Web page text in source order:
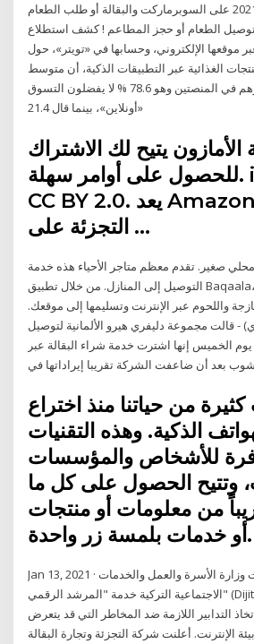
وعروض خصم الموفر 2021 على السوبرماركت والبقالة أو طلب الطعام
الطعام أو حجز المطاعم ! كشف استطلاع
موقعها الإلكتروني، وحسابها في «تويتر»، حول
الغذائية عبر التطبيقات الذكية، أن متوسط
المستطلعة آراؤهم في المنصتين وهو 78.6 % لا يفضلون التسوق
«أونلاين»، بينما قال 21.4
الأمازون يتيح لك الاشتراك
للحصول على أوامر سهلة. inky / Flikr /
CC BY 2.0. يعد Amazon أكبر متاجر
التجزئة على …
محلي صغير. تقدم معظم متاجر الأحياء هذه خدمة
التوصيل إلى المنازل. من خلال تطبيق Baqaala، يمكنك طلب البقالة
واللحوم عبر الإنترنت وتسليمها إلى موقعك.
- قالت مجموعة دليفري هيرو الألمانية لتوصيل
يوم الخميس إنها اشترت خدمة شراء البقالة عبر
شوب بعد أن ضاعفت الشركة تقريبا إيراداتها في
من حياتنا منذ اختراع
الذكية. وهذه التقنيات
للأشخاص والمؤسسات
وتتيح الحصول على كل ما
من معلومات أو منتجات
أو خدمات بلمسة زر واحدة.
Jan 13, 2021 · ترك برس أطلقت وزارة الأسرة والعمل والخدمات
الاجتماعية التركية خدمة "المرشد الرقمي" (Dijital Rehber)، بهدف
التدابير اللازمة ضد المخاطر التي قد يتعرض
الإنترنت. أعلنت شركة التجزئة وتجارة البقالة